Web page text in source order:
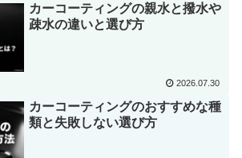
カーコーティングの親水と撥水や
疎水の違いと選び方
2026.07.30
カーコーティングのおすすめな種
類と失敗しない選び方